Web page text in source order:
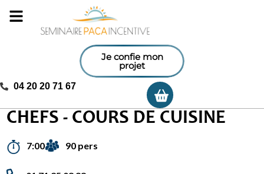
Je confie mon
projet
04 20 20 71 67
Chefs – Cours de cuisine
CHEFS - COURS DE CUISINE
7:00 90 pers